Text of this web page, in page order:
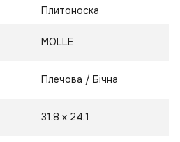
Плитоноска
MOLLE
Плечова / Бічна
31.8 х 24.1